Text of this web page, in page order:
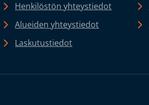
Henkilöstön yhteystiedot
Alueiden yhteystiedot
Laskutustiedot